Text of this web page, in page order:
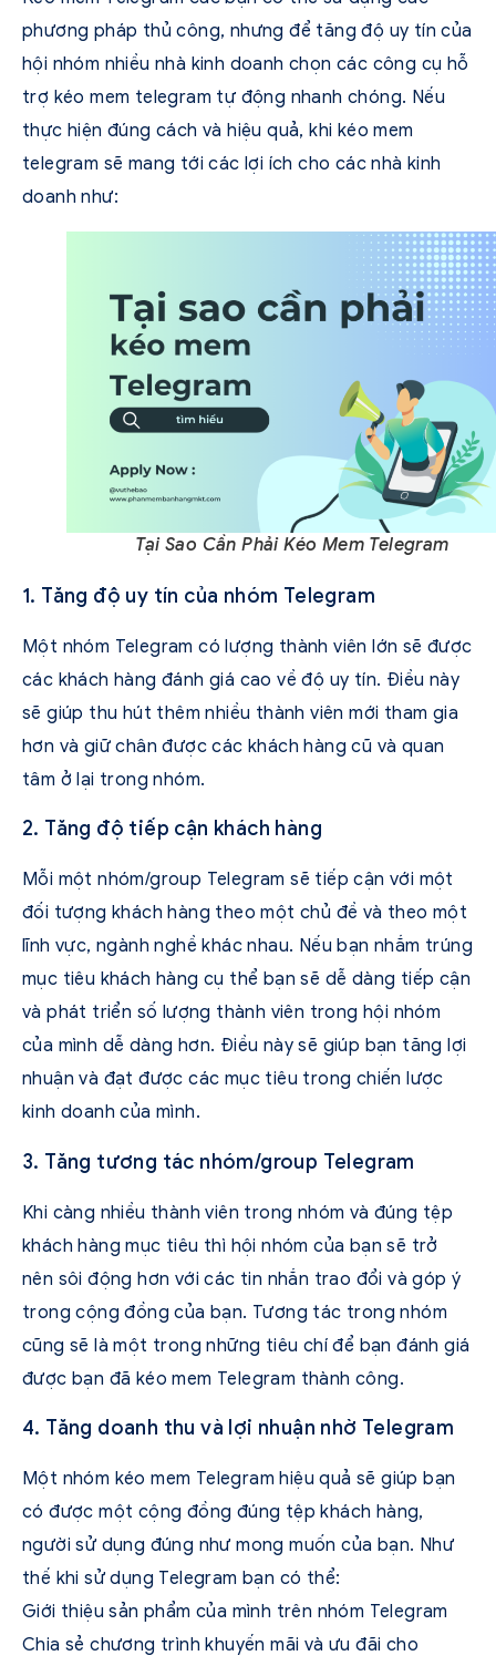
phương pháp thủ công, nhưng để tăng độ uy tín của
hội nhóm nhiều nhà kinh doanh chọn các công cụ hỗ
trợ kéo mem telegram tự động nhanh chóng. Nếu
thực hiện đúng cách và hiệu quả, khi kéo mem
telegram sẽ mang tới các lợi ích cho các nhà kinh
doanh như:
Tại Sao Cần Phải Kéo Mem Telegram
1. Tăng độ uy tín của nhóm Telegram
Một nhóm Telegram có lượng thành viên lớn sẽ được
các khách hàng đánh giá cao về độ uy tín. Điều này
sẽ giúp thu hút thêm nhiều thành viên mới tham gia
hơn và giữ chân được các khách hàng cũ và quan
tâm ở lại trong nhóm.
2. Tăng độ tiếp cận khách hàng
Mỗi một nhóm/group Telegram sẽ tiếp cận với một
đối tượng khách hàng theo một chủ đề và theo một
lĩnh vực, ngành nghề khác nhau. Nếu bạn nhắm trúng
mục tiêu khách hàng cụ thể bạn sẽ dễ dàng tiếp cận
và phát triển số lượng thành viên trong hội nhóm
của mình dễ dàng hơn. Điều này sẽ giúp bạn tăng lợi
nhuận và đạt được các mục tiêu trong chiến lược
kinh doanh của mình.
3. Tăng tương tác nhóm/group Telegram
Khi càng nhiều thành viên trong nhóm và đúng tệp
khách hàng mục tiêu thì hội nhóm của bạn sẽ trở
nên sôi động hơn với các tin nhắn trao đổi và góp ý
trong cộng đồng của bạn. Tương tác trong nhóm
cũng sẽ là một trong những tiêu chí để bạn đánh giá
được bạn đã kéo mem Telegram thành công.
4. Tăng doanh thu và lợi nhuận nhờ Telegram
Một nhóm kéo mem Telegram hiệu quả sẽ giúp bạn
có được một cộng đồng đúng tệp khách hàng,
người sử dụng đúng như mong muốn của bạn. Như
thế khi sử dụng Telegram bạn có thể:
Giới thiệu sản phẩm của mình trên nhóm Telegram
Chia sẻ chương trình khuyến mãi và ưu đãi cho